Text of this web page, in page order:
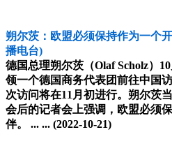
朔尔茨：欧盟必须保持作为一个
播电台)
德国总理朔尔茨（Olaf Scholz）
领一个德国商务代表团前往中国
次访问将在11月初进行。朔尔茨
会后的记者会上强调，欧盟必须
伴。 ... ... (2022-10-21)